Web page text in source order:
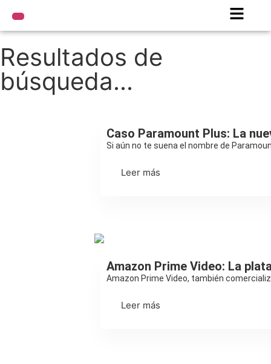
Resultados de
búsqueda...
Caso Paramount Plus: La
Si aún no te suena el nombre de
Leer más
Amazon Prime Video: La
Amazon Prime Video, también
Leer más